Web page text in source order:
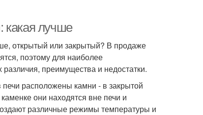
какая лучше
открытый или закрытый? В продаже
поэтому для наиболее
преимущества и недостатки.
печи расположены камни - в закрытой
они находятся вне печи и
различные режимы температуры и